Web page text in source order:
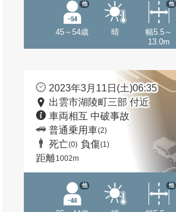
45～54歳
他
晴
幅5.5～
13.0m
他
2023年3月11日(土)06:35
出雲市湖陵町三部 付近
車両相互 中破事故
普通乗用車(2)
死亡(0) 負傷(1)
距離1002m
他 他